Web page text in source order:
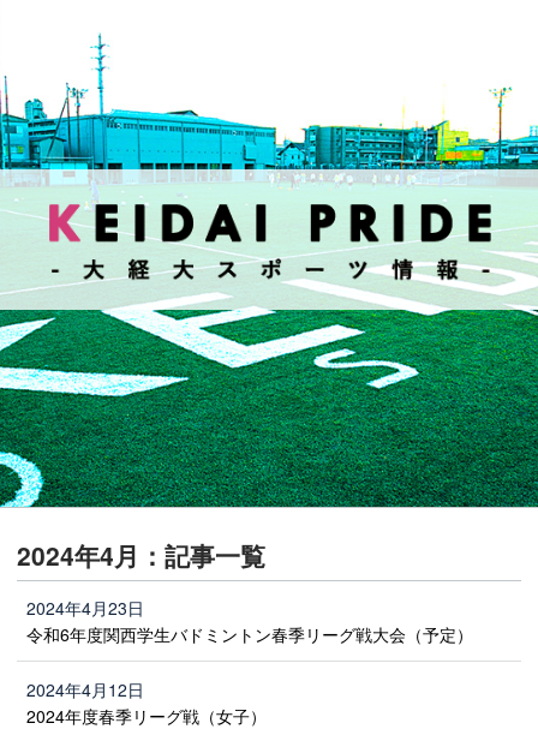
2024年4月：記事一覧
2024年4月23日
令和6年度関西学生バドミントン春季リーグ戦大会（予定）
2024年4月12日
2024年度春季リーグ戦（女子）